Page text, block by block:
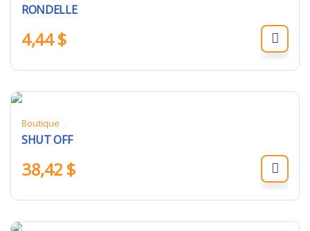
RONDELLE
4,44$
Boutique
SHUT OFF
38,42 $